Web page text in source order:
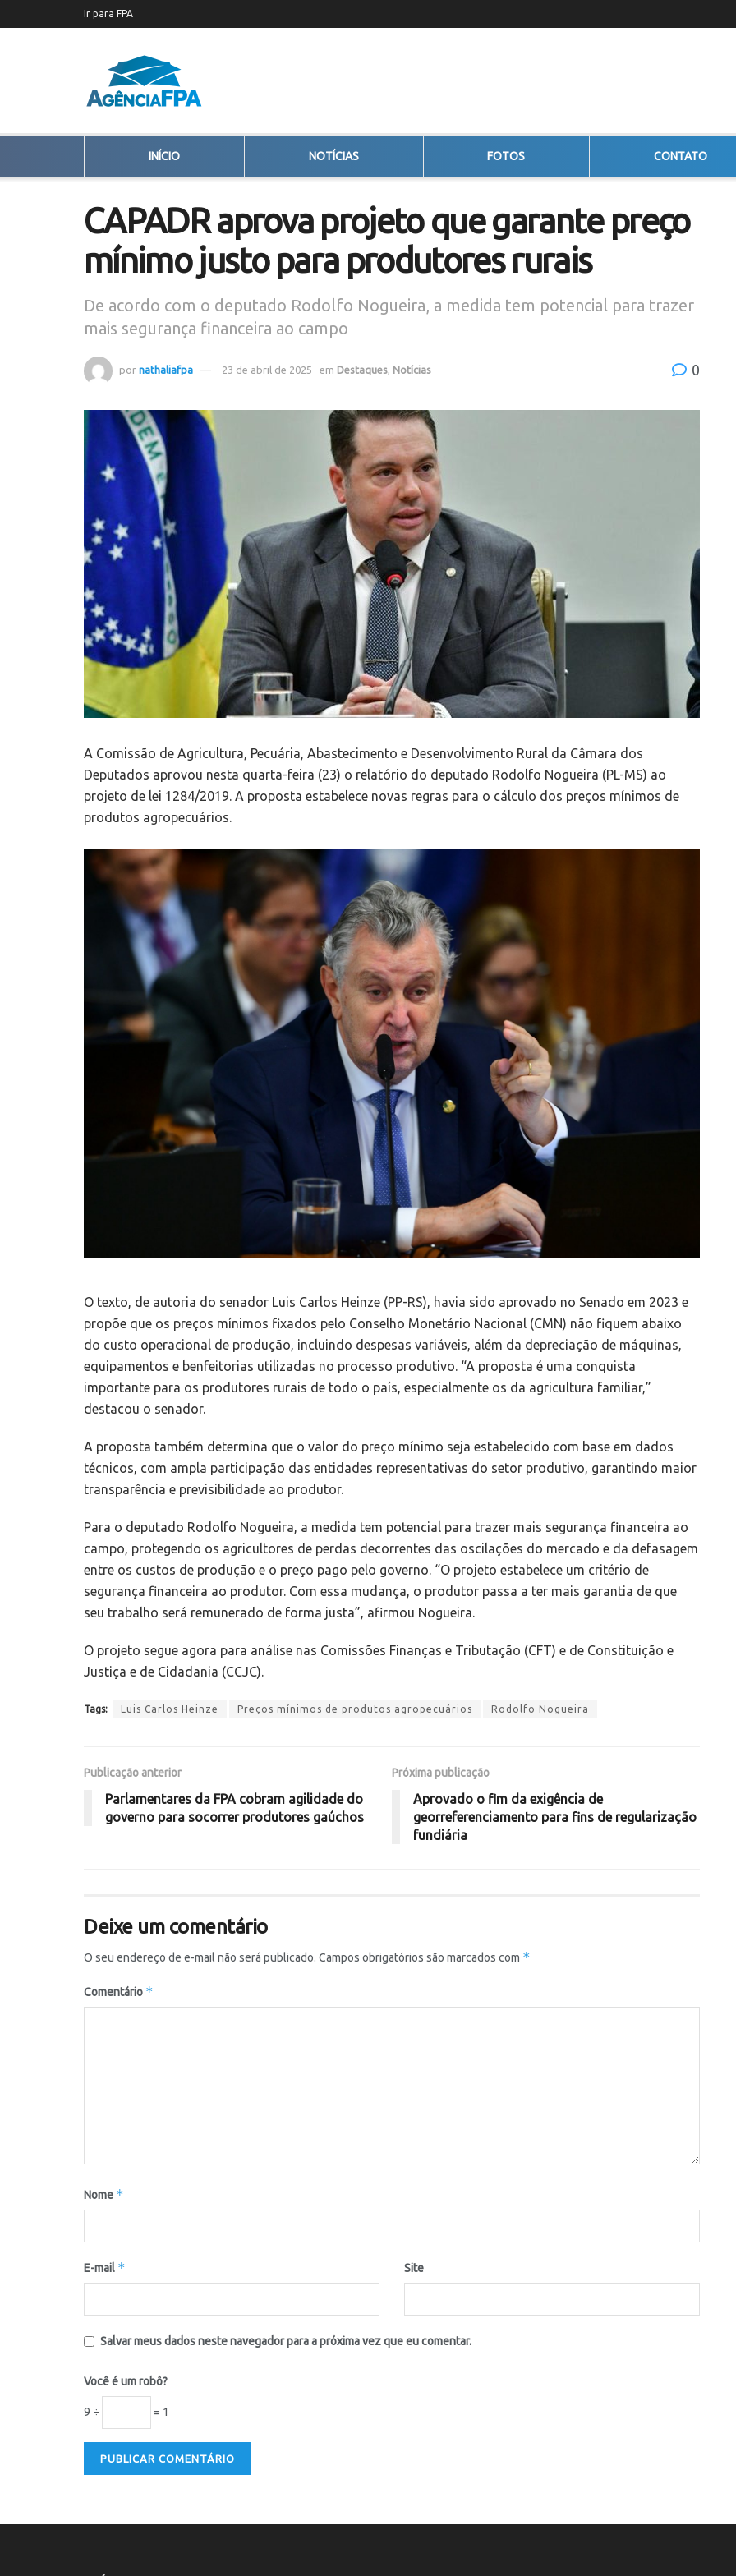
Ir para FPA
INÍCIO NOTÍCIAS FOTOS CONTATO
CAPADR aprova projeto que garante preço
mínimo justo para produtores rurais
De acordo com o deputado Rodolfo Nogueira, a medida tem potencial para trazer
mais segurança financeira ao campo
por nathaliafpa 23 de abril de 2025 em Destaques Notícias 0
A Comissão de Agricultura, Pecuária, Abastecimento e Desenvolvimento Rural da Câmara dos
Deputados aprovou nesta quarta-feira (23) o relatório do deputado Rodolfo Nogueira (PL-MS) ao
projeto de lei 1284/2019. A proposta estabelece novas regras para o cálculo dos preços mínimos de
produtos agropecuários.
O texto, de autoria do senador Luis Carlos Heinze (PP-RS), havia sido aprovado no Senado em 2023 e
propõe que os preços mínimos fixados pelo Conselho Monetário Nacional (CMN) não fiquem abaixo
do custo operacional de produção, incluindo despesas variáveis, além da depreciação de máquinas,
equipamentos e benfeitorias utilizadas no processo produtivo. “A proposta é uma conquista
importante para os produtores rurais de todo o país, especialmente os da agricultura familiar,”
destacou o senador.
A proposta também determina que o valor do preço mínimo seja estabelecido com base em dados
técnicos, com ampla participação das entidades representativas do setor produtivo, garantindo maior
transparência e previsibilidade ao produtor.
Para o deputado Rodolfo Nogueira, a medida tem potencial para trazer mais segurança financeira ao
campo, protegendo os agricultores de perdas decorrentes das oscilações do mercado e da defasagem
entre os custos de produção e o preço pago pelo governo. “O projeto estabelece um critério de
segurança financeira ao produtor. Com essa mudança, o produtor passa a ter mais garantia de que
seu trabalho será remunerado de forma justa”, afirmou Nogueira.
O projeto segue agora para análise nas Comissões Finanças e Tributação (CFT) e de Constituição e
Justiça e de Cidadania (CCJC).
Tags: Luis Carlos Heinze Preços mínimos de produtos agropecuários Rodolfo Nogueira
Publicação anterior
Parlamentares da FPA cobram agilidade do
governo para socorrer produtores gaúchos
Próxima publicação
Aprovado o fim da exigência de
georreferenciamento para fins de regularização
fundiária
Deixe um comentário
O seu endereço de e-mail não será publicado. Campos obrigatórios são marcados com *
Comentário *
Nome *
E-mail * Site
Salvar meus dados neste navegador para a próxima vez que eu comentar.
Você é um robô?
9 ÷ = 1